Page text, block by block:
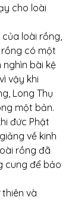
cho loài
loài rồng,
rồng có một
nghìn bài kệ
vậy khi
Long Thụ
một bản.
đức Phật
về kinh
rồng đã
cung để bảo
và